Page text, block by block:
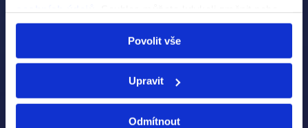
odvolat v nastavení cookies, případně se obrátit na
Povolit vše
Upravit
Odmítnout
Zapamatujte si slovíčka po jednom přečtení
Z noční můry ta největší zábava